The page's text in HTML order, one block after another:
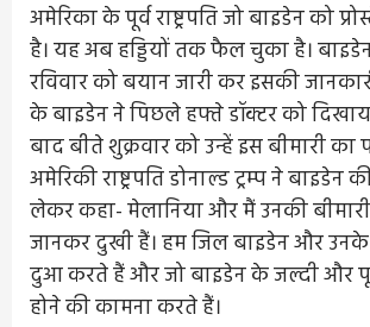
अमेरिका के पूर्व राष्ट्रपति जो बाइडेन को
है। यह अब हड्डियों तक फैल चुका है।
रविवार को बयान जारी कर इसकी
के बाइडेन ने पिछले हफ्ते डॉक्टर को
बाद बीते शुक्रवार को उन्हें इस बीमारी का
अमेरिकी राष्ट्रपति डोनाल्ड ट्रम्प ने बाइडेन
लेकर कहा- मेलानिया और मैं उनकी
जानकर दुखी हैं। हम जिल बाइडेन और
दुआ करते हैं और जो बाइडेन के जल्दी और
होने की कामना करते हैं।